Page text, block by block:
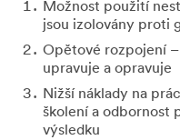
Zaškrtnutí
m políčka uděluji
svůj souhlas s
přijímáním
informačních
Možnost použití
jsou izolovány proti
Opětové rozpojení
upravuje a opravuje
Nižší náklady na
školení a odbornost
výsledku